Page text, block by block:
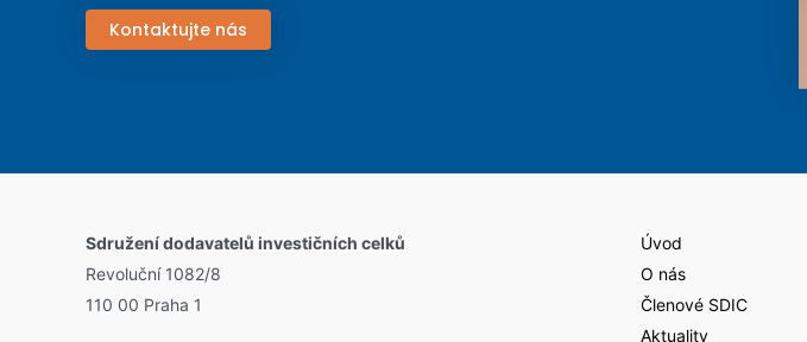
Kontaktujte nás
Sdružení dodavatelů investičních celků
Revoluční 1082/8
110 00 Praha 1
Úvod
O nás
Členové SDIC
Aktuality